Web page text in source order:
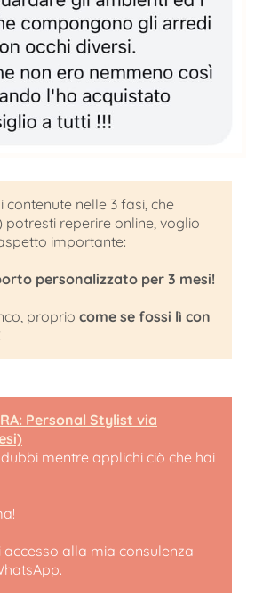
contenute nelle 3 fasi, che
reperire online, voglio
importante:
personalizzato per 3 mesi!
proprio come se fossi lì con
Personal Stylist via
mentre applichi ciò che hai
accesso alla mia consulenza